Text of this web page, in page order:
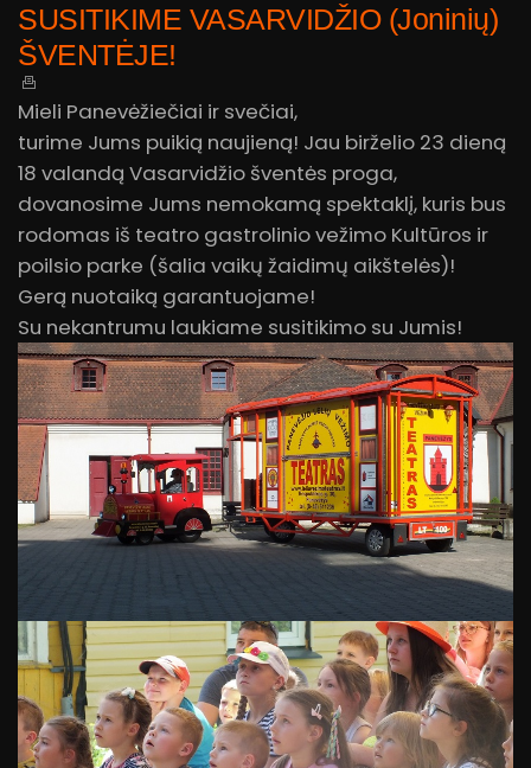
SUSITIKIME VASARVIDŽIO (Joninių)
ŠVENTĖJE!
Mieli Panevėžiečiai ir svečiai,
turime Jums puikią naujieną! Jau birželio 23 dieną
18 valandą Vasarvidžio šventės proga,
dovanosime Jums nemokamą spektaklį, kuris bus
rodomas iš teatro gastrolinio vežimo Kultūros ir
poilsio parke (šalia vaikų žaidimų aikštelės)!
Gerą nuotaiką garantuojame!
Su nekantrumu laukiame susitikimo su Jumis!